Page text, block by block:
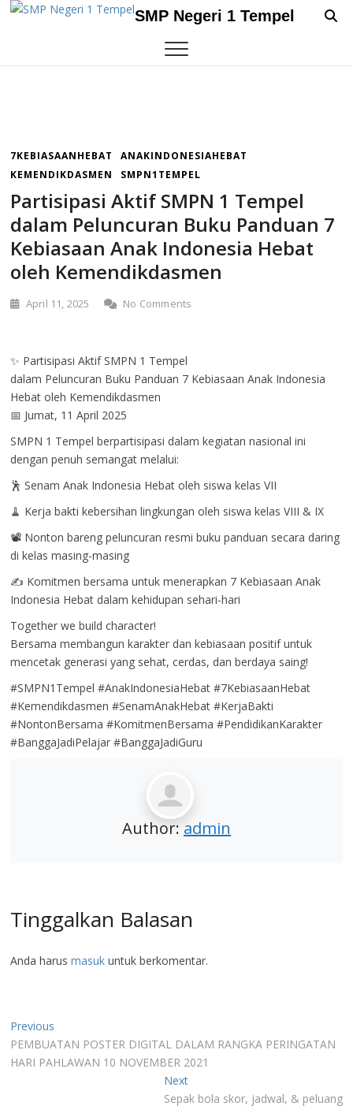
Skip
SMP Negeri 1 Tempel
7KEBIASAANHEBAT
ANAKINDONESIAHEBAT
KEMENDIKDASMEN
SMPN1TEMPEL
Partisipasi Aktif SMPN 1 Tempel
dalam Peluncuran Buku Panduan 7
Kebiasaan Anak Indonesia Hebat
oleh Kemendikdasmen
April 11, 2025 No Comments
✨ Partisipasi Aktif SMPN 1 Tempel
dalam Peluncuran Buku Panduan 7 Kebiasaan Anak Indonesia
Hebat oleh Kemendikdasmen
📅 Jumat, 11 April 2025
SMPN 1 Tempel berpartisipasi dalam kegiatan nasional ini
dengan penuh semangat melalui:
🕺 Senam Anak Indonesia Hebat oleh siswa kelas VII
🧹 Kerja bakti kebersihan lingkungan oleh siswa kelas VIII & IX
📽️ Nonton bareng peluncuran resmi buku panduan secara daring
di kelas masing-masing
✍️ Komitmen bersama untuk menerapkan 7 Kebiasaan Anak
Indonesia Hebat dalam kehidupan sehari-hari
Together we build character!
Bersama membangun karakter dan kebiasaan positif untuk
mencetak generasi yang sehat, cerdas, dan berdaya saing!
#SMPN1Tempel #AnakIndonesiaHebat #7KebiasaanHebat
#Kemendikdasmen #SenamAnakHebat #KerjaBakti
#NontonBersama #KomitmenBersama #PendidikanKarakter
#BanggaJadiPelajar #BanggaJadiGuru
Author: admin
Tinggalkan Balasan
Anda harusmasuk untuk berkomentar.
Navigasi
pos
Previous
post:
PEMBUATAN POSTER DIGITAL DALAM RANGKA PERINGATAN
HARI PAHLAWAN 10 NOVEMBER 2021
NextNext
post:
Sepak bola skor, jadwal, & peluang